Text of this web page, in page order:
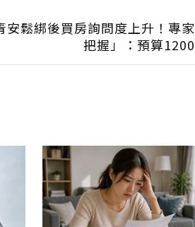
安鬆綁後買房詢問度上升！專
把握」：預算